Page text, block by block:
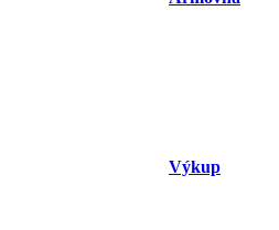
Výkup